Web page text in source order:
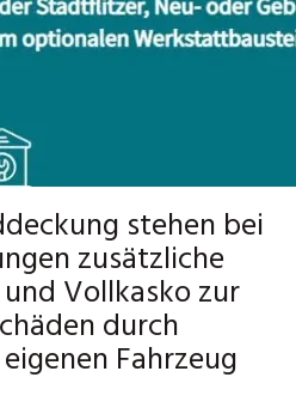
stehen bei
zusätzliche
Vollkasko zur
durch
Fahrzeug